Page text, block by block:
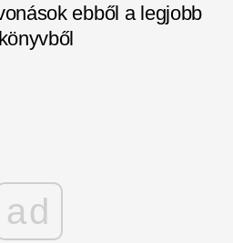
ebből a legjobb
ad